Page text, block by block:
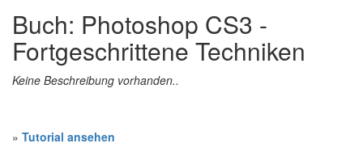
Buch: Photoshop CS3 -
Fortgeschrittene Techniken
Keine Beschreibung vorhanden..
» Tutorial ansehen